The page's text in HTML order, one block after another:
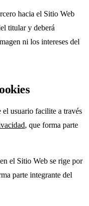
hacia el Sitio Web
titular y deberá
ni los intereses del
el usuario facilite a través
, que forma parte
el Sitio Web se rige por
parte integrante del